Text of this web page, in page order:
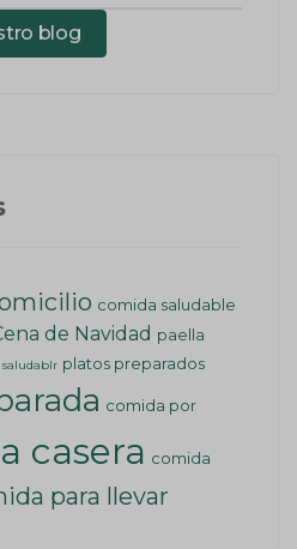
blog
comida saludable
de Navidad paella
platos preparados
comida por
casera comida
para llevar